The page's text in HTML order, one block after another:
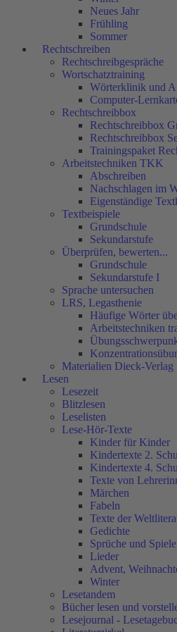
Neues Jahr
Frühling
Sommer
Rechtschreiben
Rechtschreibgespräche
Wortschatztraining
Wörterklinik und
Computer-
Rechtschreibbox
Rechtschreibbox
Rechtschreibbox
Trainingspaket
Arbeitstechniken TKK
Abschreiben
Nachschlagen im
Eigenständige
Textbeispiele
Grundschule
Sekundarstufe
Überprüfen, bewerten...
Grundschule
Sekundarstufe I
Sprache untersuchen
LRS, Legasthenie
Häufige Wörter
Arbeitstechniken
Materialien Dieck-Verlag
Lesen
Lesezeit
Blitzlesen
Leselisten
Lese-Hör-Texte
Kinder für Kinder
Kindertexte 2.
Kindertexte 4.
Texte von
Märchen
Fabeln
Texte der
Gedichte
Sprüche und Spiele
Lieder
Advent,
Winter
Lesetandem
Bücher lesen und
Lesejournal -